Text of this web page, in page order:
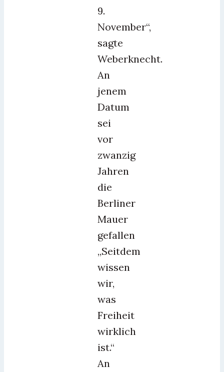
9.
November“,
sagte
Weberknecht.
An
jenem
Datum
sei
vor
zwanzig
Jahren
die
Berliner
Mauer
gefallen
„Seitdem
wissen
wir,
was
Freiheit
wirklich
ist.“
An